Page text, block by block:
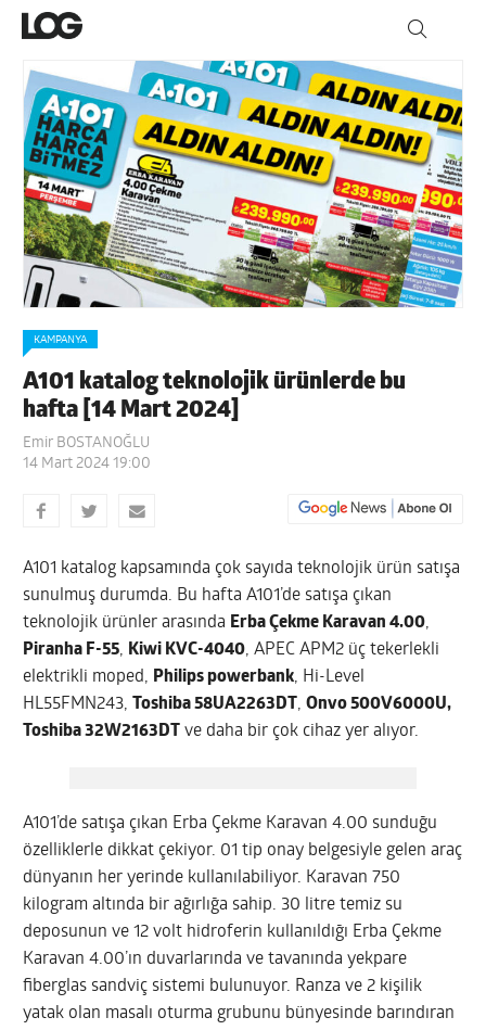
KAMPANYA
A101 katalog teknolojik ürünlerde bu
hafta [14 Mart 2024]
Emir BOSTANOĞLU
14 Mart 2024 19:00
A101 katalog kapsamında çok sayıda teknolojik ürün satışa
sunulmuş durumda. Bu hafta A101’de satışa çıkan
teknolojik ürünler arasında Erba Çekme Karavan 4.00,
Piranha F-55, Kiwi KVC-4040, APEC APM2 üç tekerlekli
elektrikli moped, Philips powerbank, Hi-Level
HL55FMN243,
Toshiba 58UA2263DT ,Onvo 500V6000U,
Toshiba 32W2163DT
ve daha bir çok cihaz yer alıyor.
A101’de satışa çıkan Erba Çekme Karavan 4.00 sunduğu
özelliklerle dikkat çekiyor. 01 tip onay belgesiyle gelen araç
dünyanın her yerinde kullanılabiliyor. Karavan 750
kilogram altında bir ağırlığa sahip. 30 litre temiz su
deposunun ve 12 volt hidroferin kullanıldığı Erba Çekme
Karavan 4.00’ın duvarlarında ve tavanında yekpare
fiberglas sandviç sistemi bulunuyor. Ranza ve 2 kişilik
yatak olan masalı oturma grubunu bünyesinde barındıran